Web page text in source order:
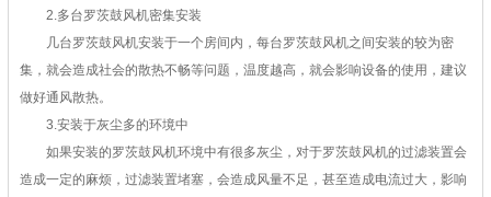
2.多台罗茨鼓风机密集安装
几台罗茨鼓风机安装于一个房间内，每台罗茨鼓风机之间安装的较为密
集，就会造成社会的散热不畅等问题，温度越高，就会影响设备的使用，建议
做好通风散热。
3.安装于灰尘多的环境中
如果安装的罗茨鼓风机环境中有很多灰尘，对于罗茨鼓风机的过滤装置会
造成一定的麻烦，过滤装置堵塞，会造成风量不足，甚至造成电流过大，影响